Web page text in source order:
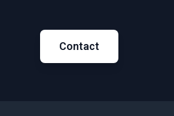
Contact